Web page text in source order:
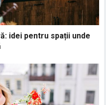
idei pentru spații unde